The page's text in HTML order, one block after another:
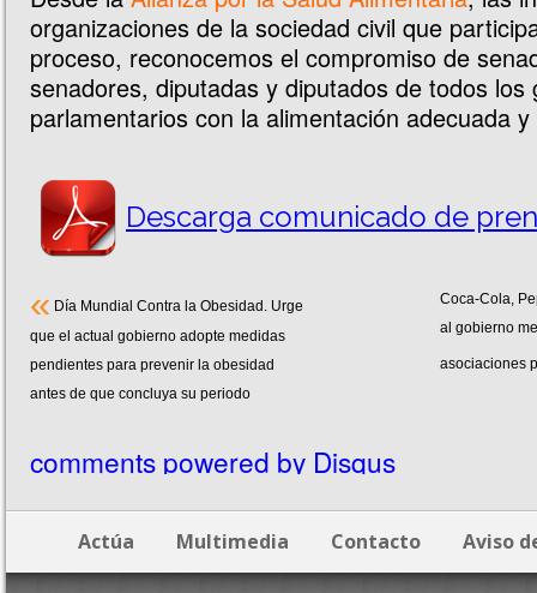
organizaciones de la sociedad civil que
proceso, reconocemos el compromiso de
senadores, diputadas y diputados de todos los
parlamentarios con la alimentación adecuada
Descarga comunicado de
Coca-Cola,
al gobierno
asociaciones
« Día Mundial Contra la Obesidad. Urge
que el actual gobierno adopte medidas
pendientes para prevenir la obesidad
antes de que concluya su periodo
comments powered by Disqus
Actúa Multimedia Contacto Aviso